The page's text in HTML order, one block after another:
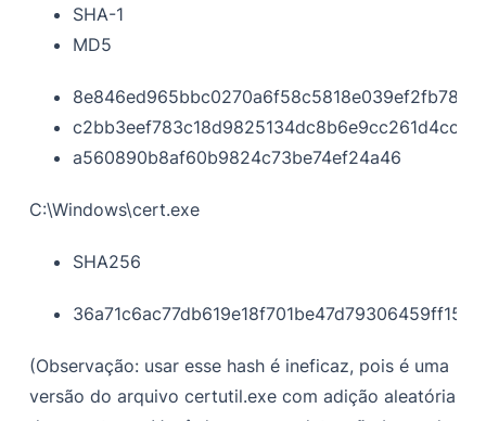
SHA-1
MD5
c2bb3eef783c18d9825134dc8b6e9cc261d4cca7
a560890b8af60b9824c73be74ef24a46
C:\Windows\cert.exe
SHA256
(Observação: usar esse hash é ineficaz, pois é uma
versão do arquivo certutil.exe com adição aleatória